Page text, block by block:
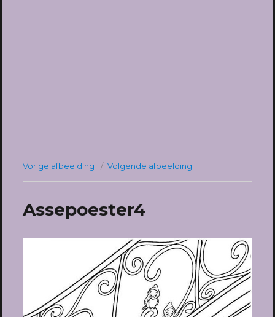
Vorige afbeelding Volgende afbeelding
Assepoester4